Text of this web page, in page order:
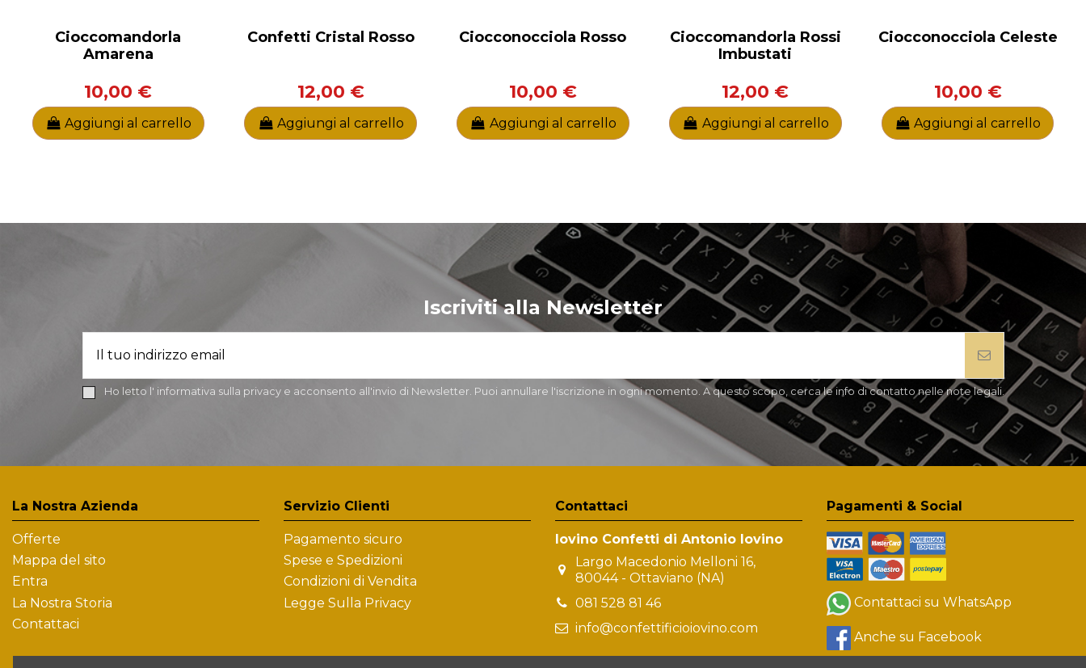
Cioccomandorla
Amarena
10,00 €
Aggiungi al carrello
Confetti Cristal Rosso
12,00 €
Aggiungi al carrello
Ciocconocciola Rosso
10,00 €
Aggiungi al carrello
Cioccomandorla Rossi
Imbustati
12,00 €
Aggiungi al carrello
Ciocconocciola Celeste
10,00 €
Aggiungi al carrello
Iscriviti alla Newsletter
Ho letto l' informativa sulla privacye acconsento all'invio di Newsletter. Puoi annullare l'iscrizione in ogni momento. A questo scopo, cerca le info di contatto nelle note legali.
La Nostra Azienda
Offerte
Mappa del sito
Entra
La Nostra Storia
Contattaci
Servizio Clienti
Pagamento sicuro
Spese e Spedizioni
Condizioni di Vendita
Legge Sulla Privacy
Contattaci
Iovino Confetti di Antonio Iovino
Largo Macedonio Melloni 16,
80044 - Ottaviano (NA)
081 528 81 46
info@confettificioiovino.com
Pagamenti & Social
Contattaci su WhatsApp
Anche su Facebook